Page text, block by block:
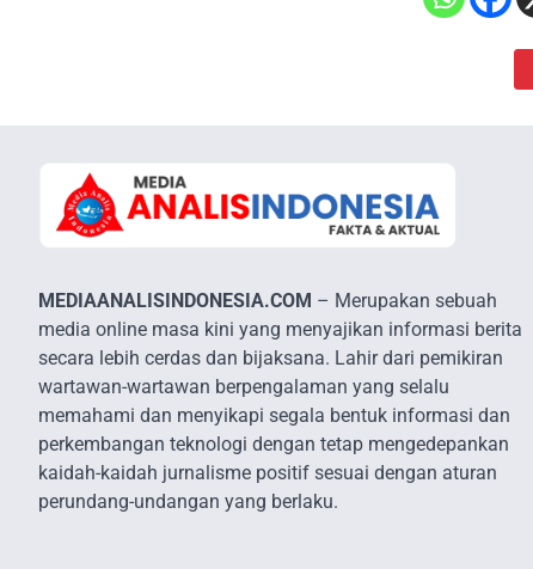
MEDIAANALISINDONESIA.COM – Merupakan sebuah
media online masa kini yang menyajikan informasi berita
secara lebih cerdas dan bijaksana. Lahir dari pemikiran
wartawan-wartawan berpengalaman yang selalu
memahami dan menyikapi segala bentuk informasi dan
perkembangan teknologi dengan tetap mengedepankan
kaidah-kaidah jurnalisme positif sesuai dengan aturan
perundang-undangan yang berlaku.